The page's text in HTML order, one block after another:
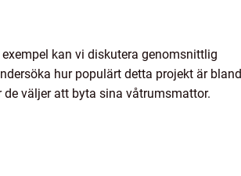
kan vi diskutera genomsnittlig
hur populärt detta projekt är bland
väljer att byta sina våtrumsmattor.